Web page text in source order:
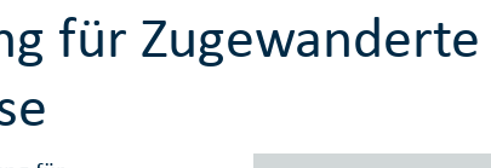
für Zugewanderte